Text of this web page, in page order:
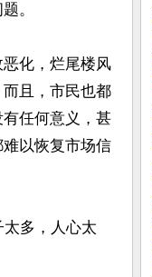
。
化，烂尾楼风
且，市民也都
任何意义，甚
以恢复市场信
太多，人心太